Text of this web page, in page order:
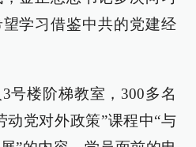
学习借鉴中共的党建经
号楼阶梯教室，300多名
动党对外政策”课程中“与